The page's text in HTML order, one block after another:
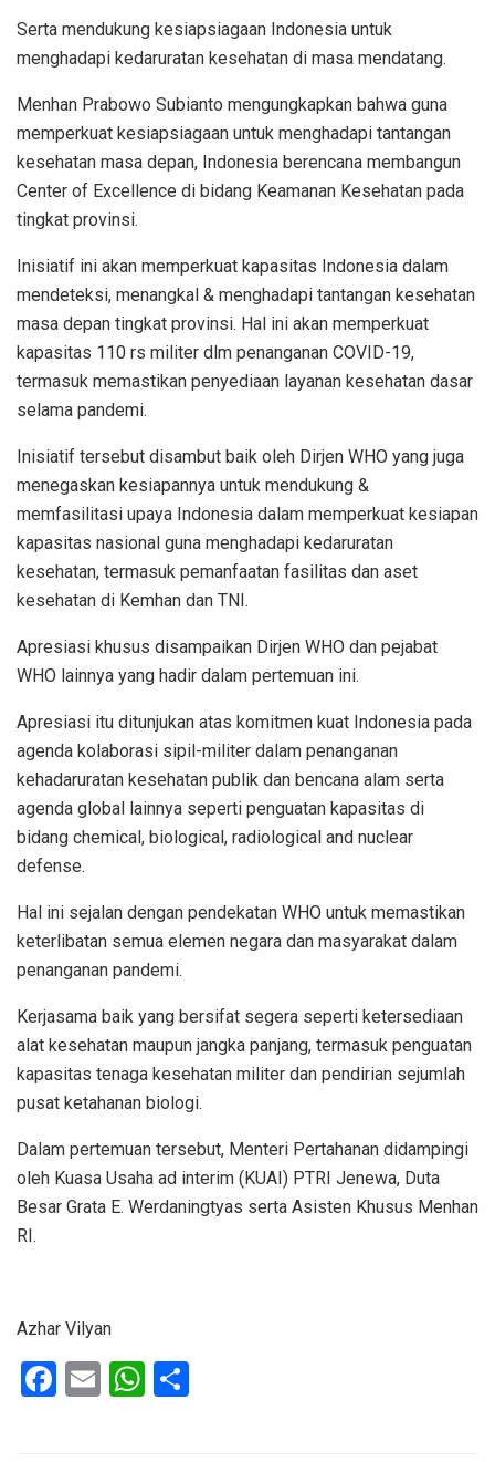
Serta mendukung kesiapsiagaan Indonesia untuk
menghadapi kedaruratan kesehatan di masa mendatang.
Menhan Prabowo Subianto mengungkapkan bahwa guna
memperkuat kesiapsiagaan untuk menghadapi tantangan
kesehatan masa depan, Indonesia berencana membangun
Center of Excellence di bidang Keamanan Kesehatan pada
tingkat provinsi.
Inisiatif ini akan memperkuat kapasitas Indonesia dalam
mendeteksi, menangkal & menghadapi tantangan kesehatan
masa depan tingkat provinsi. Hal ini akan memperkuat
kapasitas 110 rs militer dlm penanganan COVID-19,
termasuk memastikan penyediaan layanan kesehatan dasar
selama pandemi.
Inisiatif tersebut disambut baik oleh Dirjen WHO yang juga
menegaskan kesiapannya untuk mendukung &
memfasilitasi upaya Indonesia dalam memperkuat kesiapan
kapasitas nasional guna menghadapi kedaruratan
kesehatan, termasuk pemanfaatan fasilitas dan aset
kesehatan di Kemhan dan TNI.
Apresiasi khusus disampaikan Dirjen WHO dan pejabat
WHO lainnya yang hadir dalam pertemuan ini.
Apresiasi itu ditunjukan atas komitmen kuat Indonesia pada
agenda kolaborasi sipil-militer dalam penanganan
kehadaruratan kesehatan publik dan bencana alam serta
agenda global lainnya seperti penguatan kapasitas di
bidang chemical, biological, radiological and nuclear
defense.
Hal ini sejalan dengan pendekatan WHO untuk memastikan
keterlibatan semua elemen negara dan masyarakat dalam
penanganan pandemi.
Kerjasama baik yang bersifat segera seperti ketersediaan
alat kesehatan maupun jangka panjang, termasuk penguatan
kapasitas tenaga kesehatan militer dan pendirian sejumlah
pusat ketahanan biologi.
Dalam pertemuan tersebut, Menteri Pertahanan didampingi
oleh Kuasa Usaha ad interim (KUAI) PTRI Jenewa, Duta
Besar Grata E. Werdaningtyas serta Asisten Khusus Menhan
RI.
Azhar Vilyan
F
E
W